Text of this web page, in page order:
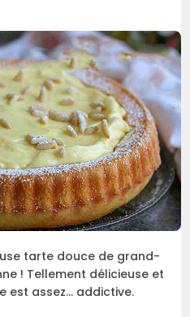
tarte douce de grand-
! Tellement délicieuse et
est assez… addictive.